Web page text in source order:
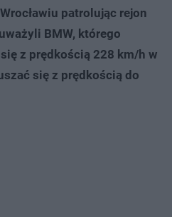
patrolując rejon
BMW, którego
z prędkością 228 km/h w
się z prędkością do